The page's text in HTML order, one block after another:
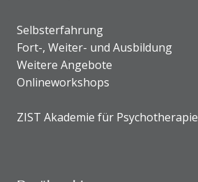
Selbsterfahrung
Fort-, Weiter- und Ausbildung
Weitere Angebote
Onlineworkshops
ZIST Akademie für Psychotherapie